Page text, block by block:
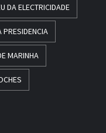
DA ELECTRICIDADE
PRESIDENCIA
MARINHA